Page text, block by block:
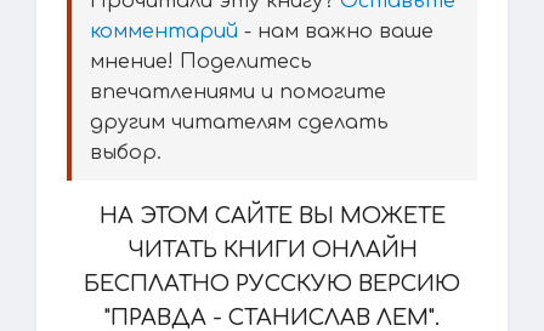
комментарий - нам важно ваше
мнение! Поделитесь
впечатлениями и помогите
другим читателям сделать
выбор.
НА ЭТОМ САЙТЕ ВЫ МОЖЕТЕ
ЧИТАТЬ КНИГИ ОНЛАЙН
БЕСПЛАТНО РУССКУЮ ВЕРСИЮ
"ПРАВДА - СТАНИСЛАВ ЛЕМ".